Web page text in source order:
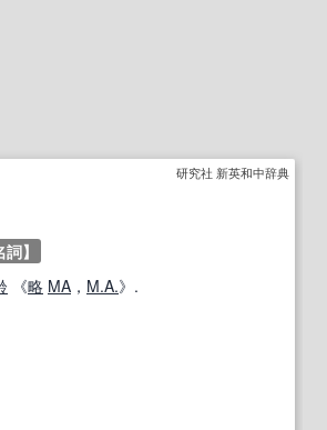
研究社 新英和中辞典
】
《略 MA ， M.A.》.